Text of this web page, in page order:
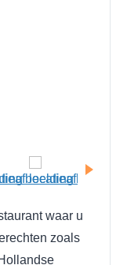
waar u
zoals